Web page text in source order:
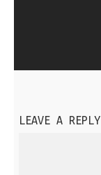
LEAVE A REPLY